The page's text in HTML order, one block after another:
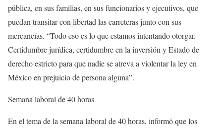
pública, en sus familias, en sus funcionarios y ejecutivos, que
puedan transitar con libertad las carreteras junto con sus
mercancías. “Todo eso es lo que estamos intentando otorgar.
Certidumbre jurídica, certidumbre en la inversión y Estado de
derecho estricto para que nadie se atreva a violentar la ley en
México en prejuicio de persona alguna”.
Semana laboral de 40 horas
En el tema de la semana laboral de 40 horas, informó que los